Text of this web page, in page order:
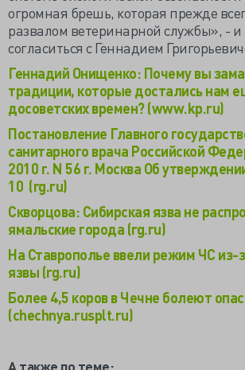
огромная брешь, которая прежде
развалом ветеринарной службы», - и
согласиться с Геннадием
Геннадий Онищенко: Почему вы
традиции, которые достались нам
досоветских времен? (www.kp.ru)
Постановление Главного
санитарного врача Российской
2010 г. N 56 г. Москва Об
10 (rg.ru)
Скворцова: Сибирская язва не
ямальские города (rg.ru)
На Ставрополье ввели режим ЧС из-
язвы (rg.ru)
Более 4,5 коров в Чечне болеют
(chechnya.rusplt.ru)
А также по теме: